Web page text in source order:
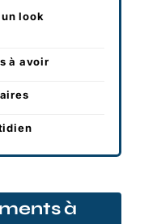
look
à avoir
à